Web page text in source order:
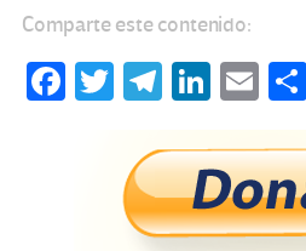
Comparte este contenido:
Fa T
tt
er
Te
gr
a
m
Li
ke
dI
n
E
ail